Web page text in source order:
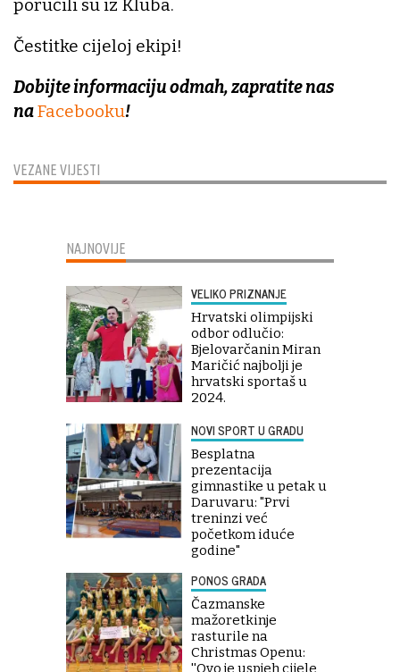
VEZANE VIJESTI
poručili su iz Kluba.
Čestitke cijeloj ekipi!
Dobijte informaciju odmah, zapratite nas
naFacebooku!
NAJNOVIJE
VELIKO PRIZNANJE
Hrvatski olimpijski
odbor odlučio:
Bjelovarčanin Miran
Maričić najbolji je
hrvatski sportaš u
2024.
NOVI SPORT U GRADU
Besplatna
prezentacija
gimnastike u petak u
Daruvaru: "Prvi
treninzi već
početkom iduće
godine"
PONOS GRADA
Čazmanske
mažoretkinje
rasturile na
Christmas Openu:
''Ovo je uspjeh cijele